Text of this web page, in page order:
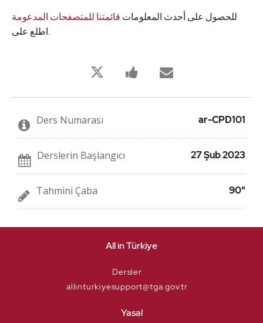
للحصول على أحدث المعلومات قائمتنا للمتصفحات المدعومة
اطلع على.
derse
twitleyin
Bu
derse
yaptığınızı
Facebook
mesajı
gönderin
Birisine
bu
posta
gönderin
Ders Numarası ar-CPD101
Derslerin Başlangıcı 27 Şub 2023
Tahmini Çaba 90"
All in Türkiye
Dersler
allinturkiyesupport@tga.gov.tr
Yasal